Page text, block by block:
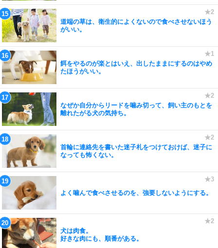
道端の草は、衛生的によくないので食べさせないほう
がいい。
餌をやるのが楽とはいえ、出したままにするのはやめ
たほうがいい。
なぜか自分からリードを噛み切って、飼い主のもとを
離れたがる犬の気持ち。
首輪に連絡先を書いた迷子札をつけておけば、迷子に
なっても怖くない。
よく噛んで食べさせるのを、強要しないようにする。
犬は肉食。
好きな肉にも、順番がある。